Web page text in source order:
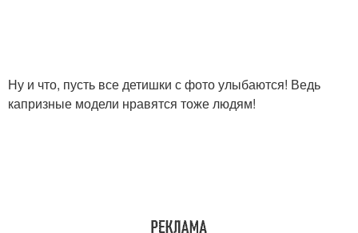
Ну и что, пусть все детишки с фото улыбаются! Ведь
капризные модели нравятся тоже людям!